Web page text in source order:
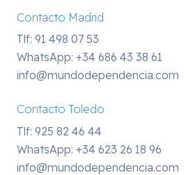
Contacto Madrid
Tlf: 91 498 07 53
WhatsApp: +34 686 43 38 61
info@mundodependencia.com
Contacto Toledo
Tlf: 925 82 46 44
WhatsApp: +34 623 26 18 96
info@mundodependencia.com